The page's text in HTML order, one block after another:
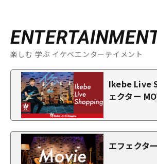
楽しむ 学ぶ イケベエンターテイメント
Ikebe Live
ェクター
エフェクタ